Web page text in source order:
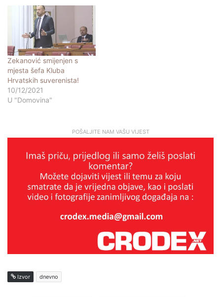
Zekanović smijenjen s
mjesta šefa Kluba
Hrvatskih suverenista!
10/12/2021
U "Domovina"
POŠALJITE NAM VAŠU VIJEST
Izvor dnevno